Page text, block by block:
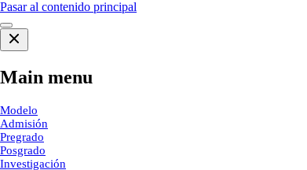
Pasar al contenido principal
Main menu
Modelo
Admisión
Pregrado
Posgrado
Investigación